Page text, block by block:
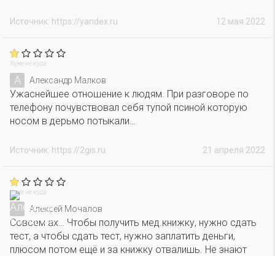
12 мая 2022
Источник: https://yandex.ru
Хуже не куда
А Александр Малков
Ужаснейшее отношение к людям. При разговоре по
телефону почувствовал себя тупой псиной которую
носом в дерьмо потыкали…
21 апреля 2022
Источник: https://2gis.ru
Хуже не куда
Алексей Мочалов
Совсем ах… Чтобы получить мед.книжку, нужно сдать
тест, а чтобы сдать тест, нужно заплатить деньги,
плюсом потом ещё и за книжку отвалишь. Не знают